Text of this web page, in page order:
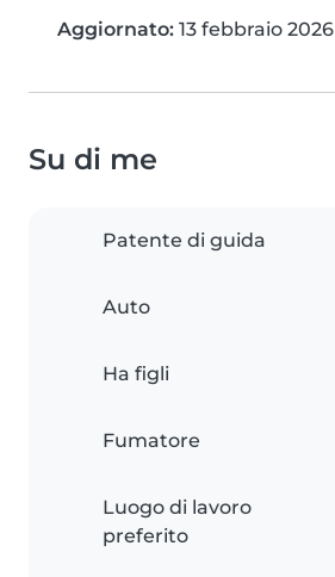
Aggiornato: 13 febbraio 2026
Su di me
Patente di guida
Auto
Ha figli
Fumatore
Luogo di lavoro
preferito